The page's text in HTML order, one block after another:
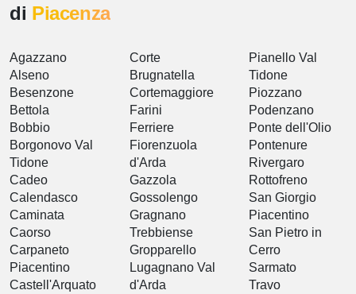
di Piacenza
Agazzano
Alseno
Besenzone
Bettola
Bobbio
Borgonovo Val
Tidone
Cadeo
Calendasco
Caminata
Caorso
Carpaneto
Piacentino
Castell'Arquato
Corte
Brugnatella
Cortemaggiore
Farini
Ferriere
Fiorenzuola
d'Arda
Gazzola
Gossolengo
Gragnano
Trebbiense
Gropparello
Lugagnano Val
d'Arda
Pianello Val
Tidone
Piozzano
Podenzano
Ponte dell'Olio
Pontenure
Rivergaro
Rottofreno
San Giorgio
Piacentino
San Pietro in
Cerro
Sarmato
Travo